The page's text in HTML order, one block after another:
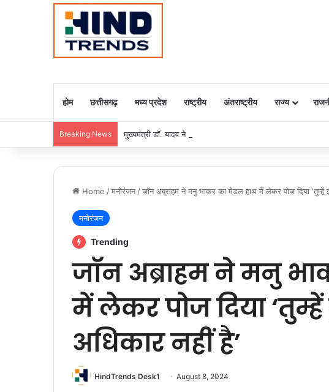
होम छत्तीसगढ़ मध्य प्रदेश राष्ट्रीय अंतराष्ट्रीय राज्य
Breaking News मुख्यमंत्री डॉ. यादव ने राजा राममोहन राय की जयंती पर किया नमन
Home /मनोरंजन /जॉन अब्राहम ने मनु भाकर का मेडल हाथ में लेकर पोज दिया ‘तुम्हें
मनोरंजन
Trending
जॉन अब्राहम ने मनु
में लेकर पोज दिया
अधिकार नहीं है’
HindTrends Desk1 August 8, 2024